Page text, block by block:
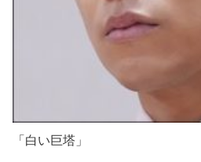
「白い巨塔」